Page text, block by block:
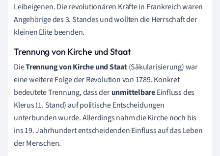
Leibeigenen. Die revolutionären Kräfte in Frankreich waren
Angehörige des 3. Standes und wollten die Herrschaft der
kleinen Elite beenden.
Trennung von Kirche und Staat
DieTrennung von Kirche und Staat(Säkularisierung) war
eine weitere Folge der Revolution von 1789. Konkret
bedeutete Trennung, dass derunmittelbareEinfluss des
Klerus (1. Stand) auf politische Entscheidungen
unterbunden wurde. Allerdings nahm die Kirche noch bis
ins 19. Jahrhundert entscheidenden Einfluss auf das Leben
der Menschen.